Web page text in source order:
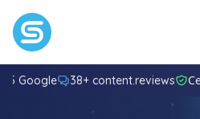
5 Google 38+ content.reviews